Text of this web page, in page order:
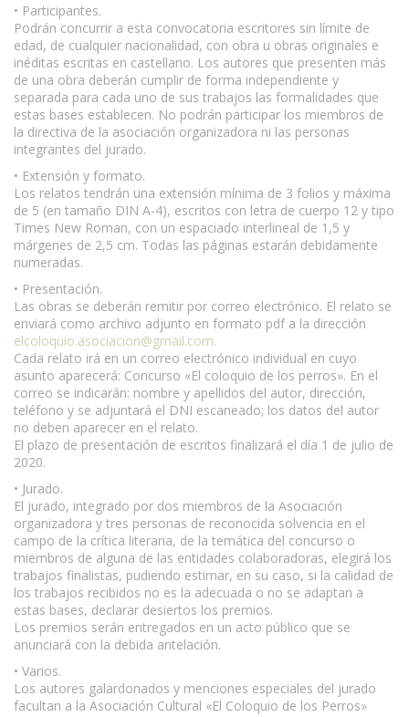
• Participantes.
Podrán concurrir a esta convocatoria escritores sin límite de
edad, de cualquier nacionalidad, con obra u obras originales e
inéditas escritas en castellano. Los autores que presenten más
de una obra deberán cumplir de forma independiente y
separada para cada uno de sus trabajos las formalidades que
estas bases establecen. No podrán participar los miembros de
la directiva de la asociación organizadora ni las personas
integrantes del jurado.
• Extensión y formato.
Los relatos tendrán una extensión mínima de 3 folios y máxima
de 5 (en tamaño DIN A-4), escritos con letra de cuerpo 12 y tipo
Times New Roman, con un espaciado interlineal de 1,5 y
márgenes de 2,5 cm. Todas las páginas estarán debidamente
numeradas.
• Presentación.
Las obras se deberán remitir por correo electrónico. El relato se
enviará como archivo adjunto en formato pdf a la dirección
elcoloquio.asociacion@gmail.com.
Cada relato irá en un correo electrónico individual en cuyo
asunto aparecerá: Concurso «El coloquio de los perros». En el
correo se indicarán: nombre y apellidos del autor, dirección,
teléfono y se adjuntará el DNI escaneado; los datos del autor
no deben aparecer en el relato.
El plazo de presentación de escritos finalizará el día 1 de julio de
2020.
• Jurado.
El jurado, integrado por dos miembros de la Asociación
organizadora y tres personas de reconocida solvencia en el
campo de la crítica literaria, de la temática del concurso o
miembros de alguna de las entidades colaboradoras, elegirá los
trabajos finalistas, pudiendo estimar, en su caso, si la calidad de
los trabajos recibidos no es la adecuada o no se adaptan a
estas bases, declarar desiertos los premios.
Los premios serán entregados en un acto público que se
anunciará con la debida antelación.
• Varios.
Los autores galardonados y menciones especiales del jurado
facultan a la Asociación Cultural «El Coloquio de los Perros»